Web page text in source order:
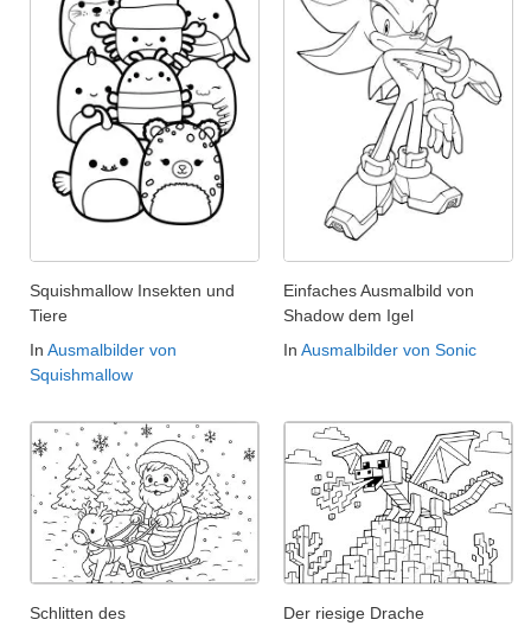
Squishmallow Insekten und
Tiere
In Ausmalbilder von
Squishmallow
Einfaches Ausmalbild von
Shadow dem Igel
In Ausmalbilder von Sonic
Schlitten des
Der riesige Drache